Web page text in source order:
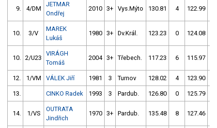
9. 4/DM
JETMAR
Ondřej
2010 3+ Vys.Mýto 130.81 4 122.99
10. 3/V
MAREK
Lukáš
1980 3+ Dv.Král. 123.23 0 124.08
10. 2/U23
VIRÁGH
Tomáš
2004 3+ Třebech. 117.23 6 115.97
12. 1/VM VÁLEK Jiří 1981 3 Turnov 128.02 4 123.90
13. CINKO Radek 1993 3 Pardub. 126.80 0 125.79
14. 1/VS
OUTRATA
Jindřich
1970 3+ Pardub. 135.48 8 127.46